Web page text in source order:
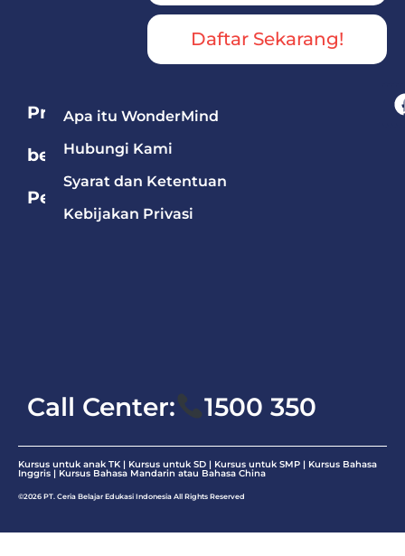
Daftar Sekarang!
Program
berdasarkan
Pelajaran
Apa itu WonderMind
Hubungi Kami
Syarat dan Ketentuan
Kebijakan Privasi
Call Center: 1500 350
Kursus untuk anak TK | Kursus untuk SD | Kursus untuk SMP | Kursus Bahasa
Inggris | Kursus Bahasa Mandarin atau Bahasa China
©2026 PT. Ceria Belajar Edukasi Indonesia All Rights Reserved